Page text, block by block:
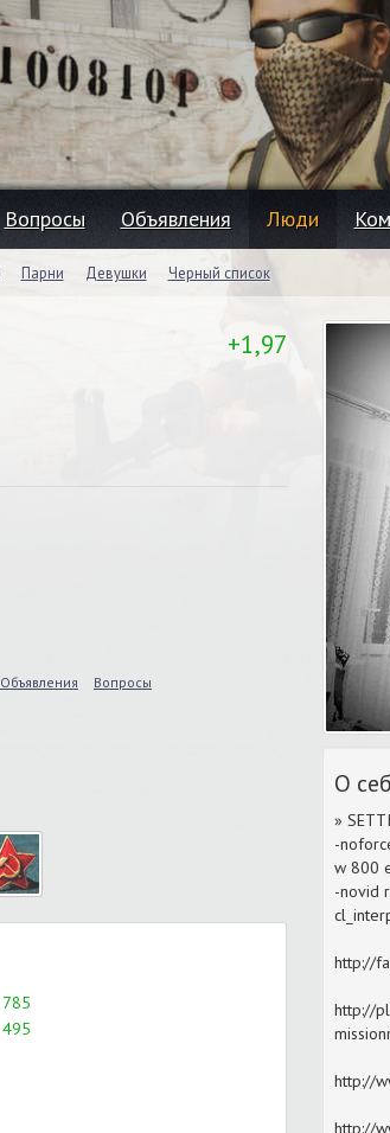
Вопросы Объявления Люди
Парни Девушки Черный список
+1,97
Объявления Вопросы
785
495
О
»
-
w 800
-novid
http://
http://
http://
http://